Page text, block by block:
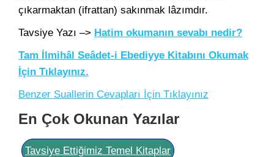
çıkarmaktan (ifrattan) sakınmak lâzımdır.
Tavsiye Yazı –> Hatim okumanın sevabı nedir?
Tam İlmihâl Seâdet-i Ebediyye Kitabını Okumak
İçin Tıklayınız.
Benzer Suallerin Cevapları İçin Tıklayınız
En Çok Okunan Yazılar
Tavsiye Ettiğimiz Temel Kitaplar